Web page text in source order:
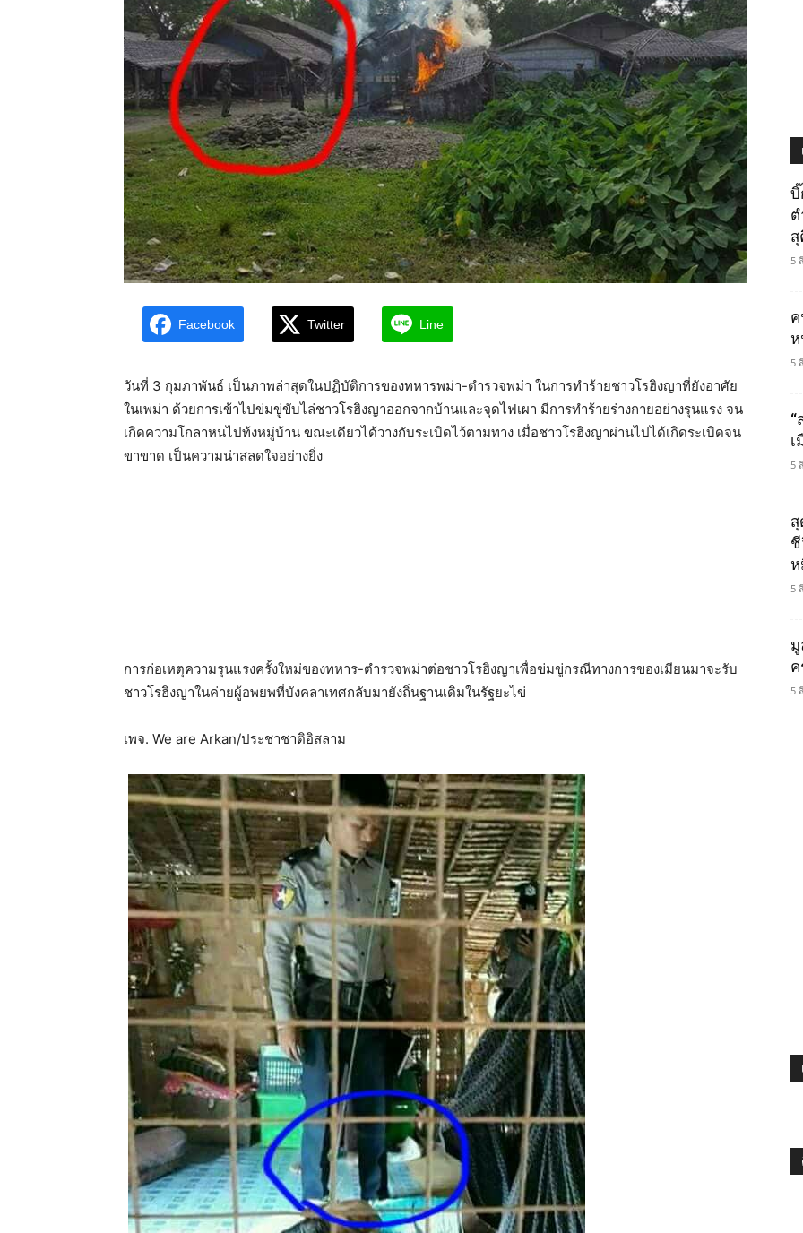
Facebook Twitter Line
วันที่ 3 กุมภาพันธ์ เป็นภาพล่าสุดในปฏิบัติการของทหารพม่า-ตำรวจพม่า ในการทำร้ายชาวโรฮิงญาที่ยังอาศัย
ในเพม่า ด้วยการเข้าไปข่มขู่ขับไล่ชาวโรฮิงญาออกจากบ้านและจุดไฟเผา มีการทำร้ายร่างกายอย่างรุนแรง จน
เกิดความโกลาหนไปท้งหมู่บ้าน ขณะเดียวได้วางกับระเบิดไว้ตามทาง เมื่อชาวโรฮิงญาผ่านไปได้เกิดระเบิดจน
ขาขาด เป็นความน่าสลดใจอย่างยิ่ง
การก่อเหตุความรุนแรงครั้งใหม่ของทหาร-ตำรวจพม่าต่อชาวโรฮิงญาเพื่อข่มขู่กรณีทางการของเมียนมาจะรับ
ชาวโรฮิงญาในค่ายผู้อพยพที่บังคลาเทศกลับมายังถิ่นฐานเดิมในรัฐยะไข่
เพจ. We are Arkan/ประชาชาติอิสลาม
บิ๊
5
ห
5
5
สุ
5
5